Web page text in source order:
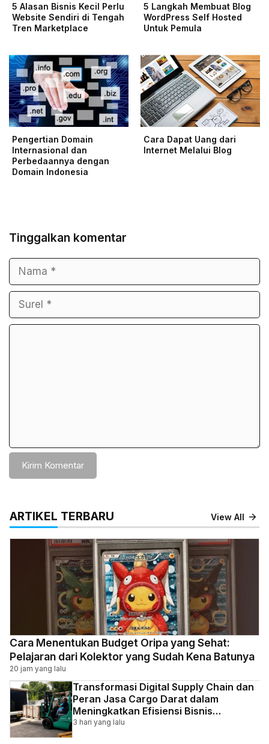
5 Alasan Bisnis Kecil Perlu
Website Sendiri di Tengah
Tren Marketplace
5 Langkah Membuat Blog
WordPress Self Hosted
Untuk Pemula
Pengertian Domain
Internasional dan
Perbedaannya dengan
Domain Indonesia
Cara Dapat Uang dari
Internet Melalui Blog
Tinggalkan komentar
Nama
Surel
ARTIKEL TERBARU View All
Cara Menentukan Budget Oripa yang Sehat:
Pelajaran dari Kolektor yang Sudah Kena Batunya
20 jam yang lalu
Transformasi Digital Supply Chain dan
Peran Jasa Cargo Darat dalam
Meningkatkan Efisiensi Bisnis
Indonesia
3 hari yang lalu